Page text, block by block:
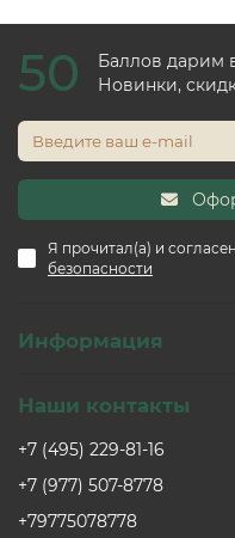
50
Баллов дарим
Новинки,
Я прочитал(а) и
безопасности
Информация
Наши контакты
+7 (495) 229-81-16
+7 (977) 507-8778
+79775078778